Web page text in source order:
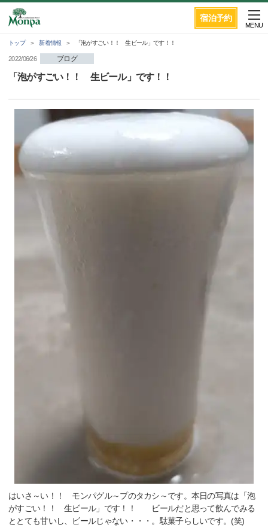
宿泊予約
MENU
トップ 新着情報 「泡がすごい！！ 生ビール」です！！
2022/06/26 ブログ
「泡がすごい！！ 生ビール」です！！
はいさ～い！！ モンパグル～プのタカシ～です。本日の写真は「泡
がすごい！！ 生ビール」です！！ ビールだと思って飲んでみる
ととても甘いし、ビールじゃない・・・。駄菓子らしいです。(笑)